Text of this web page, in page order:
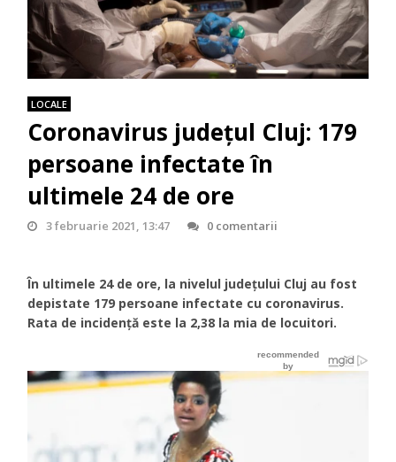
LOCALE
Coronavirus județul Cluj: 179
persoane infectate în
ultimele 24 de ore
3 februarie 2021, 13:47 0 comentarii
În ultimele 24 de ore, la nivelul județului Cluj au fost
depistate 179 persoane infectate cu coronavirus.
Rata de incidență este la 2,38 la mia de locuitori.